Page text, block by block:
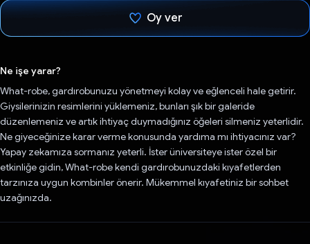
Oy ver
Ne işe yarar?
What-robe, gardırobunuzu yönetmeyi kolay ve eğlenceli hale getirir.
Giysilerinizin resimlerini yüklemeniz, bunları şık bir galeride
düzenlemeniz ve artık ihtiyaç duymadığınız öğeleri silmeniz yeterlidir.
Ne giyeceğinize karar verme konusunda yardıma mı ihtiyacınız var?
Yapay zekamıza sormanız yeterli. İster üniversiteye ister özel bir
etkinliğe gidin, What-robe kendi gardırobunuzdaki kıyafetlerden
tarzınıza uygun kombinler önerir. Mükemmel kıyafetiniz bir sohbet
uzağınızda.